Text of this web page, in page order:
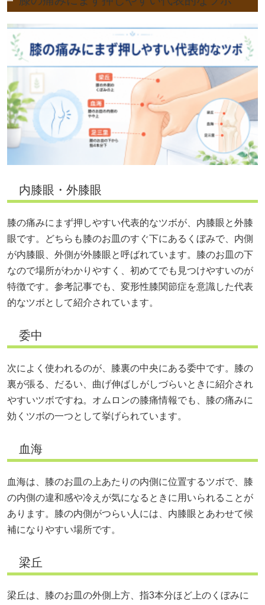
内膝眼・外膝眼
膝の痛みにまず押しやすい代表的なツボが、内膝眼と外膝
眼です。どちらも膝のお皿のすぐ下にあるくぼみで、内側
が内膝眼、外側が外膝眼と呼ばれています。膝のお皿の下
なので場所がわかりやすく、初めてでも見つけやすいのが
特徴です。参考記事でも、変形性膝関節症を意識した代表
的なツボとして紹介されています。
委中
次によく使われるのが、膝裏の中央にある委中です。膝の
裏が張る、だるい、曲げ伸ばしがしづらいときに紹介され
やすいツボですね。オムロンの膝痛情報でも、膝の痛みに
効くツボの一つとして挙げられています。
血海
血海は、膝のお皿の上あたりの内側に位置するツボで、膝
の内側の違和感や冷えが気になるときに用いられることが
あります。膝の内側がつらい人には、内膝眼とあわせて候
補になりやすい場所です。
梁丘
梁丘は、膝のお皿の外側上方、指3本分ほど上のくぼみに